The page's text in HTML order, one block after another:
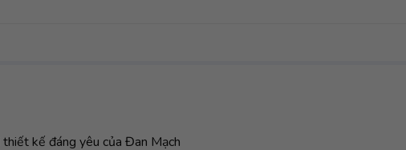
kế đáng yêu của Đan Mạch